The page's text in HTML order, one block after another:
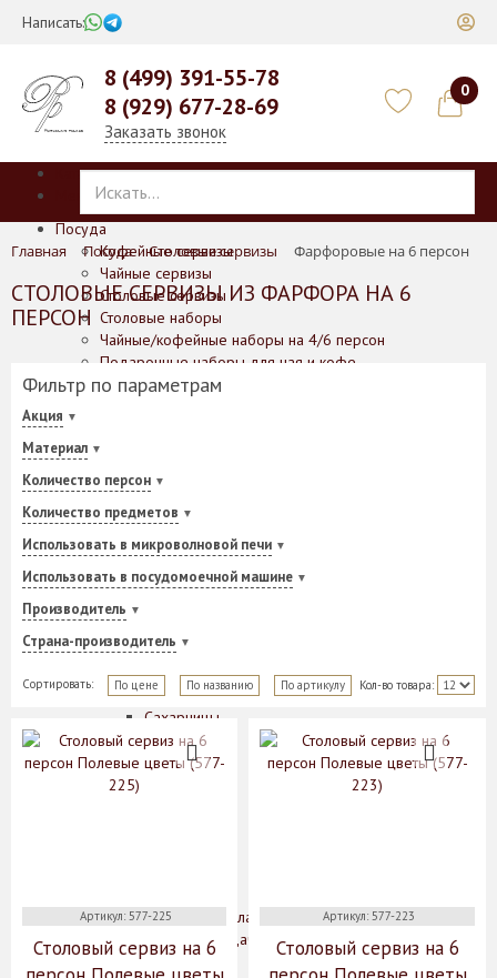
Написать:
8 (499) 391-55-78
8 (929) 677-28-69
Заказать звонок
0
Каталог
Посуда
Кофейные сервизы
Чайные сервизы
Столовые сервизы
Столовые наборы
Чайные/кофейные наборы на 4/6 персон
Подарочные наборы для чая и кофе
Отдельные предметы
Вазы
Кофейники
Кофейные пары
Кружки
Масленки
Менажницы
Розетки
Салатники
Салфетницы
Сахарницы
Соусники
Супники
Предметы сервировки стола
Аксессуары для подачи сыра
Банки для сыпучих
Главная Посуда Столовые сервизы Фарфоровые на 6 персон
СТОЛОВЫЕ СЕРВИЗЫ ИЗ ФАРФОРА НА 6
ПЕРСОН
Фильтр по параметрам
Акция
Материал
Количество персон
Количество предметов
Использовать в микроволновой печи
Использовать в посудомоечной машине
Производитель
Страна-производитель
Сортировать: По цене По названию По артикулу Кол-во товара:
Артикул: 577-225
Столовый сервиз на 6
Артикул: 577-223
Столовый сервиз на 6